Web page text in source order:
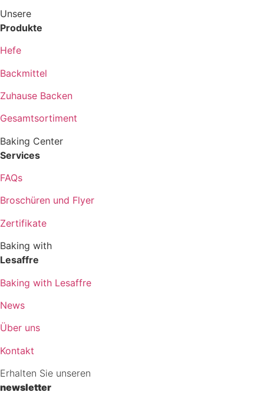
Unsere
Produkte
Hefe
Backmittel
Zuhause Backen
Gesamtsortiment
Baking Center
Services
FAQs
Broschüren und Flyer
Zertifikate
Baking with
Lesaffre
Baking with Lesaffre
News
Über uns
Kontakt
Erhalten Sie unseren
newsletter